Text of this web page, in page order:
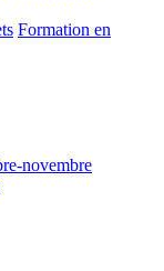
Formation en
novembre